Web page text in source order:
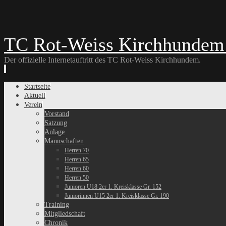
TC Rot-Weiss
Der offizielle Internetauftritt des TC Rot-Weiss Kirchhundem.
Skip
content
Startseite
Aktuell
Verein
Vorstand
Satzung
Anlage
Mannschaften
Herren 70
Herren 65
Herren 60
Herren 50
Junioren U18 2er 1. Kreisklasse Gr. 152
Juniorinnen U15 2er 1. Kreisklasse Gr. 190
Training
Mitgliedschaft
Chronik